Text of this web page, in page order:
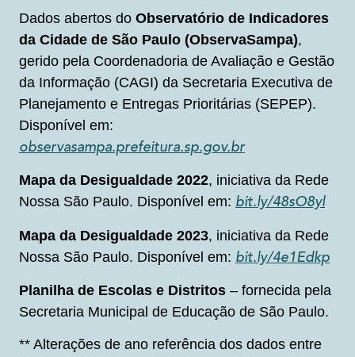
Dados abertos do Observatório de Indicadores
da Cidade de São Paulo (ObservaSampa),
gerido pela Coordenadoria de Avaliação e Gestão
da Informação (CAGI) da Secretaria Executiva de
Planejamento e Entregas Prioritárias (SEPEP).
Disponível em:
observasampa.prefeitura.sp.gov.br
Mapa da Desigualdade 2022, iniciativa da Rede
Nossa São Paulo. Disponível em: bit.ly/48sO8yl
Mapa da Desigualdade 2023, iniciativa da Rede
Nossa São Paulo. Disponível em: bit.ly/4e1Edkp
Planilha de Escolas e Distritos – fornecida pela
Secretaria Municipal de Educação de São Paulo.
** Alterações de ano referência dos dados entre